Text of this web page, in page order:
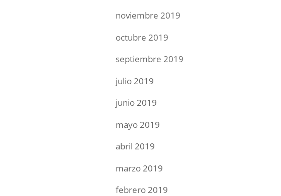
noviembre 2019
octubre 2019
septiembre 2019
julio 2019
junio 2019
mayo 2019
abril 2019
marzo 2019
febrero 2019